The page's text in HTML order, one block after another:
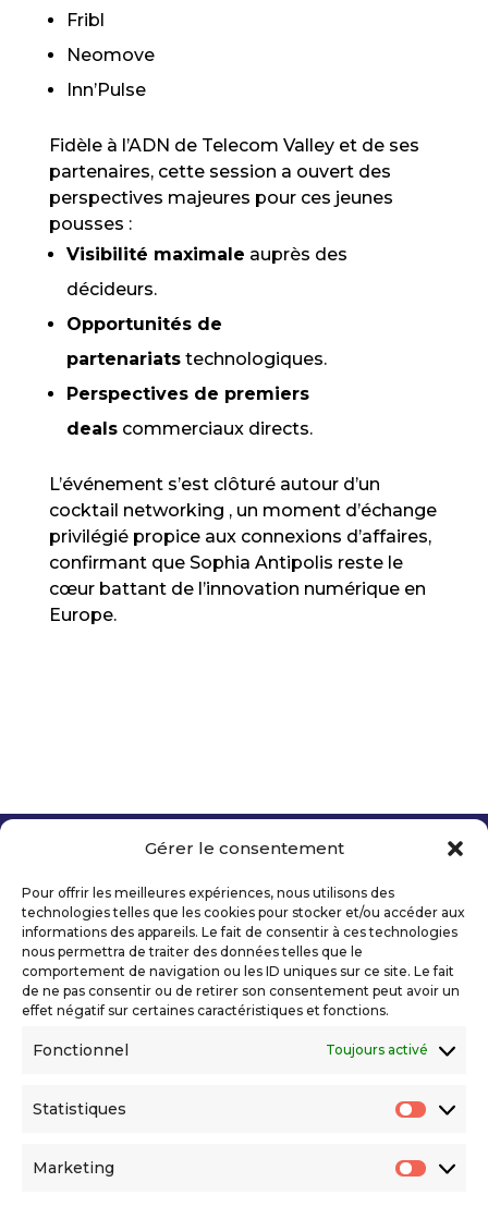
Gérer le consentement
Pour offrir les meilleures expériences, nous utilisons des
technologies telles que les cookies pour stocker et/ou accéder aux
informations des appareils. Le fait de consentir à ces technologies
nous permettra de traiter des données telles que le
comportement de navigation ou les ID uniques sur ce site. Le fait
de ne pas consentir ou de retirer son consentement peut avoir un
effet négatif sur certaines caractéristiques et fonctions.
Fonctionnel Toujours activé
Statistiques
Marketing
Fribl
Neomove
Inn’Pulse
Fidèle à l’ADN de Telecom Valley et de ses
partenaires, cette session a ouvert des
perspectives majeures pour ces jeunes
pousses :
Visibilité maximale auprès des
décideurs.
Opportunités de
partenariatstechnologiques.
Perspectives de premiers
dealscommerciaux directs.
L’événement s’est clôturé autour d’un
cocktail networking , un moment d’échange
privilégié propice aux connexions d’affaires,
confirmant que Sophia Antipolis reste le
cœur battant de l’innovation numérique en
Europe.
Mentions légales
Politique de confidentialité
Déclaration d’accessibilité numérique
Ils nous soutiennent